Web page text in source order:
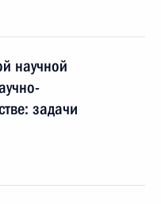
научной
задачи